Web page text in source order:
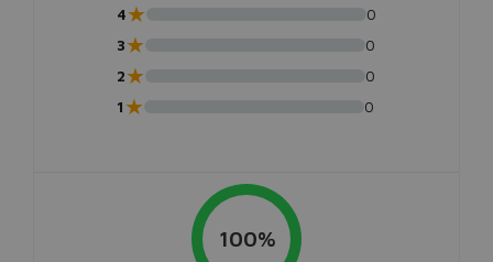
4★
0
3★
0
2★
0
1★ 0
100%